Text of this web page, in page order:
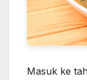
Masuk ke